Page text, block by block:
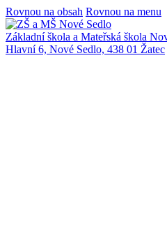
Rovnou na obsah Rovnou na menu
Základní škola a Mateřská škola
Hlavní 6, Nové Sedlo, 438 01 Žatec